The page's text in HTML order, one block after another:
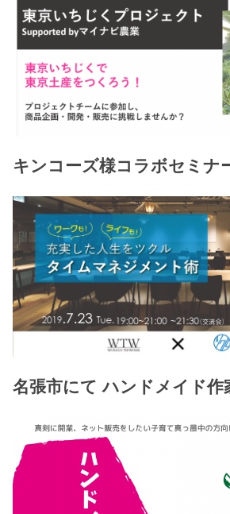
キンコーズ様コラボセミナ
名張市にて ハンドメイド作